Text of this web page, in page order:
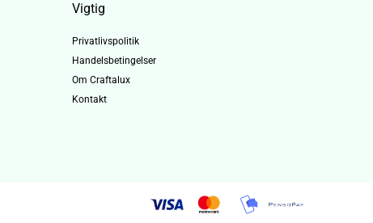
Vigtig
Privatlivspolitik
Handelsbetingelser
Om Craftalux
Kontakt